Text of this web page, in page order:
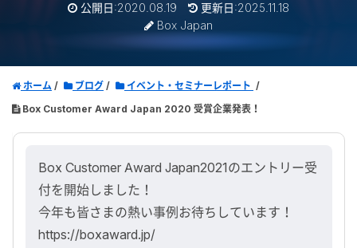
公開日:2020.08.19
更新日:2025.11.18
Box Japan
ホーム ブログ
イベント・セミナーレポート
Box Customer Award Japan 2020 受賞企業発表！
Box Customer Award Japan2021のエントリー受
付を開始しました！
今年も皆さまの熱い事例お待ちしています！
https://boxaward.jp/